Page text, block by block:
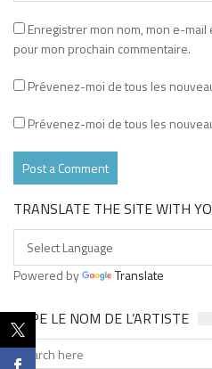
Enregistrer mon nom, mon e-
pour mon prochain commentaire.
Prévenez-moi de tous les
Prévenez-moi de tous les
TRANSLATE THE SITE WITH
Powered by Translate
TAPE LE NOM DE L’ARTISTE